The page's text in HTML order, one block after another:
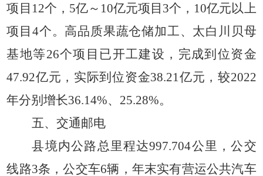
项目12个，5亿～10亿元项目3个，10亿元以上
项目4个。高品质果蔬仓储加工、太白川贝母
基地等26个项目已开工建设，完成到位资金
47.92亿元，实际到位资金38.21亿元，较2022
年分别增长36.14%、25.28%。
五、交通邮电
县境内公路总里程达997.704公里，公交
线路3条，公交车6辆，年末实有营运公共汽车